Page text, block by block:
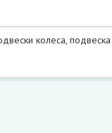
колеса,